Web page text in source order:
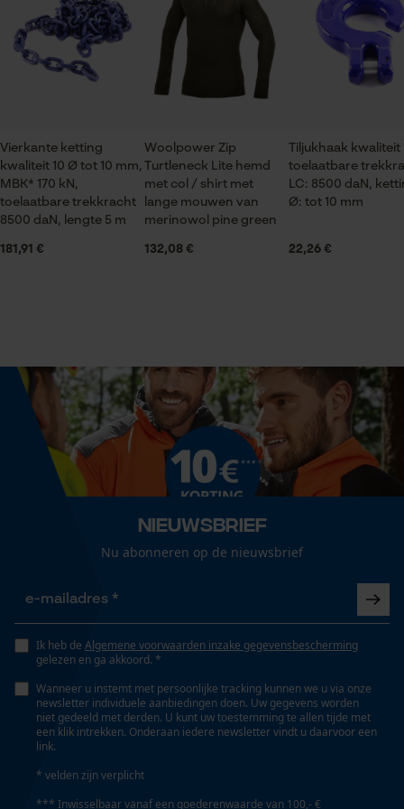
Boord met duimgat
Halsuitsnede
Branche
Bosbouw, Steden en gemeenten, Tuin- en
landschapsarchitectuur, Landbouw
Product geschikt voor het hele jaar
Optiek/patroon
Unikleur
Automatische kettingsmering
Nee
Eigenschap
robuust, geurremmend
Vierkante ketting
kwaliteit 10 Ø tot 10 mm,
MBK* 170 kN,
toelaatbare trekkracht
8500 daN, lengte 5 m
181,91 €
Woolpower Zip
Turtleneck Lite hemd
met col / shirt met
lange mouwen van
merinowol pine green
132,08 €
Tiljukhaak kwaliteit
toelaatbare
LC: 8500 daN,
Ø: tot 10 mm
22,26 €
Nieuwsbrief
Nu abonneren op de nieuwsbrief
Ik heb de Algemene voorwaarden inzake gegevensbescherming
gelezen en ga akkoord. *
Wanneer u instemt met persoonlijke tracking kunnen we u via onze
newsletter individuele aanbiedingen doen. Uw gegevens worden
niet gedeeld met derden. U kunt uw toestemming te allen tijde met
een klik intrekken. Onderaan iedere newsletter vindt u daarvoor een
link.
* velden zijn verplicht
*** Inwisselbaar vanaf een goederenwaarde van 100,- €
gegevensverwerking opslaan
Econda Tag Manager
Econda Analytics
Mouseflow Web Analytics Tool
Cookies
Loop54 Personalization
Gepersonaliseerde homepage
Persoonlijke begroeting
Geo-IP en gebruikersdetectie
Google Maps
Marketing Cookies